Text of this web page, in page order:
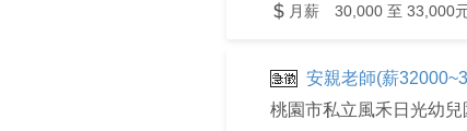
月薪 30,000 至 33,000
安親老師(薪
桃園市私立風禾日光幼兒